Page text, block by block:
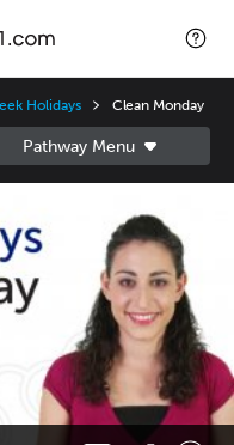
Holidays Clean Monday